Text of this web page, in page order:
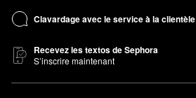
Clavardage avec le service à la clientèle
Recevez les textos de Sephora
S’inscrire maintenant